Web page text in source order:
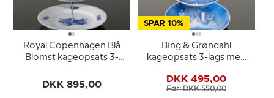
Royal Copenhagen Blå
Blomst kageopsats 3-
DKK 895,00
SPAR 10%
Bing & Grøndahl
kageopsats 3-lags med
DKK 495,00
Før: DKK 550,00